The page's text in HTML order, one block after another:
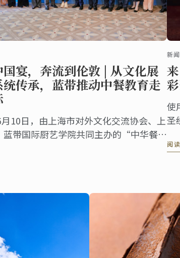
宴，奔流到伦敦 | 从文化展
传承，蓝带推动中餐教育走
10日，由上海市对外文化交流协会、上
蓝带国际厨艺学院共同主办的“中华餐饮
，于蓝带伦敦概念餐厅The CORD by
新
使
圣
阅